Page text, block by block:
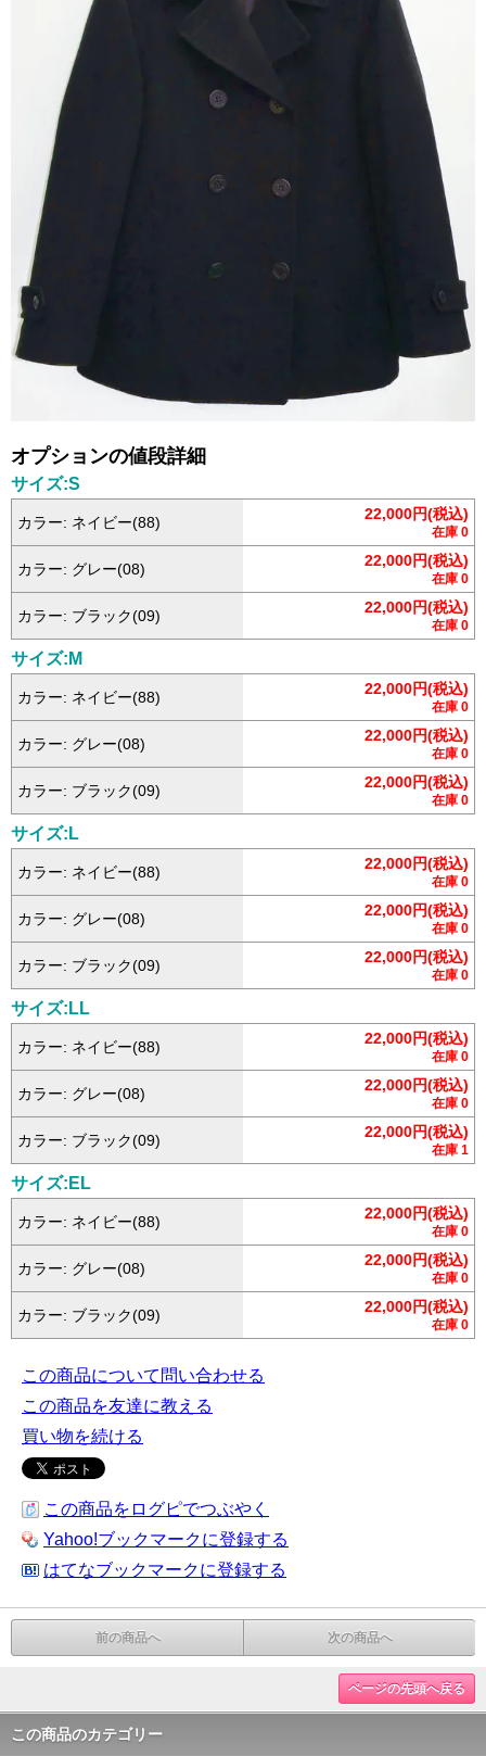
オプションの値段詳細
サイズ:S
カラー: ネイビー(88) 22,000円(税込)
在庫 0
カラー: グレー(08) 22,000円(税込)
在庫 0
カラー: ブラック(09) 22,000円(税込)
在庫 0
サイズ:M
カラー: ネイビー(88) 22,000円(税込)
在庫 0
カラー: グレー(08) 22,000円(税込)
在庫 0
カラー: ブラック(09) 22,000円(税込)
在庫 0
サイズ:L
カラー: ネイビー(88) 22,000円(税込)
在庫 0
カラー: グレー(08) 22,000円(税込)
在庫 0
カラー: ブラック(09) 22,000円(税込)
在庫 0
サイズ:LL
カラー: ネイビー(88) 22,000円(税込)
在庫 0
カラー: グレー(08) 22,000円(税込)
在庫 0
カラー: ブラック(09) 22,000円(税込)
在庫 1
サイズ:EL
カラー: ネイビー(88) 22,000円(税込)
在庫 0
カラー: グレー(08) 22,000円(税込)
在庫 0
カラー: ブラック(09) 22,000円(税込)
在庫 0
この商品について問い合わせる
この商品を友達に教える
買い物を続ける
この商品をログピでつぶやく
Yahoo!ブックマークに登録する
はてなブックマークに登録する
前の商品へ 次の商品へ
ページの先頭へ戻る
この商品のカテゴリー